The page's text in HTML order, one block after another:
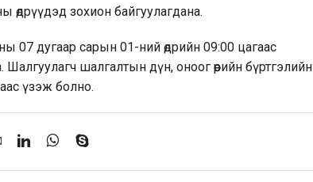
зохион байгуулагдана.
07 дугаар сарын 01-ний өдрийн 09:00 цагаас
шалгалтын дүн, оноог өөрийн бүртгэлийн
үзэж болно.